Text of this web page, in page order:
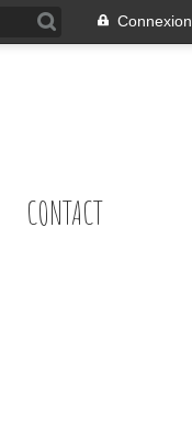
Connexion
CONTACT